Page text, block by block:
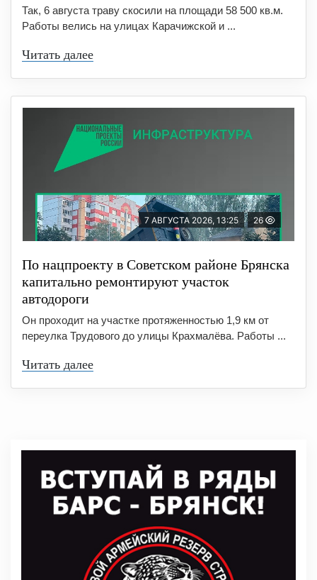
Так, 6 августа траву скосили на площади 58 500 кв.м.
Работы велись на улицах Карачижской и ...
Читать далее
7 АВГУСТА 2026, 13:25 26
По нацпроекту в Советском районе Брянска
капитально ремонтируют участок
автодороги
Он проходит на участке протяженностью 1,9 км от
переулка Трудового до улицы Крахмалёва. Работы ...
Читать далее